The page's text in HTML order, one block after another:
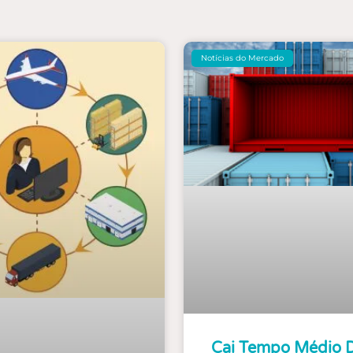
Notícias do Mercado
Cai Tempo Médio